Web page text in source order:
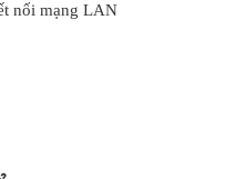
nối mạng LAN